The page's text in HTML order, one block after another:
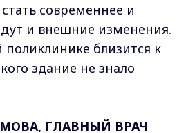
современнее и
и внешние изменения.
поликлинике близится к
здание не знало
ГЛАВНЫЙ ВРАЧ